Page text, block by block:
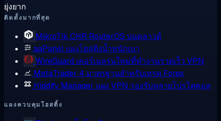
ยุ่งยาก
ติดตั้งมากที่สุด
MikroTik CHR RouterOS บนคลาวด์
aaPanel แผงโฮสติงน้ำหนักเบา
WireGuard เคอร์เนลรุ่นใหม่ที่ทำงานรวดเร็ว VPN
MetaTrader 4 มาตรฐานสำหรับเทรด Forex
Hiddify Manager แผง VPN รองรับหลายโปรโตคอล
แผงควบคุมโฮสติ้ง